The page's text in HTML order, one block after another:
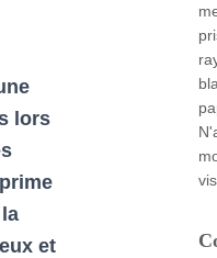
lors
et